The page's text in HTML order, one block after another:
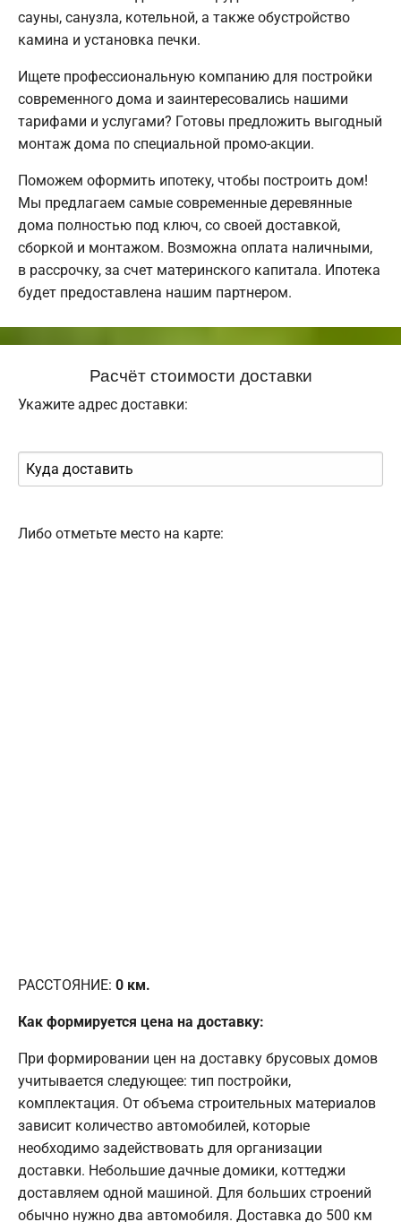
сауны, санузла, котельной, а также обустройство
камина и установка печки.
Ищете профессиональную компанию для постройки
современного дома и заинтересовались нашими
тарифами и услугами? Готовы предложить выгодный
монтаж дома по специальной промо-акции.
Поможем оформить ипотеку, чтобы построить дом!
Мы предлагаем самые современные деревянные
дома полностью под ключ, со своей доставкой,
сборкой и монтажом. Возможна оплата наличными,
в рассрочку, за счет материнского капитала. Ипотека
будет предоставлена нашим партнером.
Расчёт стоимости доставки
Укажите адрес доставки:
Либо отметьте место на карте:
РАССТОЯНИЕ: 0 км.
Как формируется цена на доставку:
При формировании цен на доставку брусовых домов
учитывается следующее: тип постройки,
комплектация. От объема строительных материалов
зависит количество автомобилей, которые
необходимо задействовать для организации
доставки. Небольшие дачные домики, коттеджи
доставляем одной машиной. Для больших строений
обычно нужно два автомобиля. Доставка до 500 км